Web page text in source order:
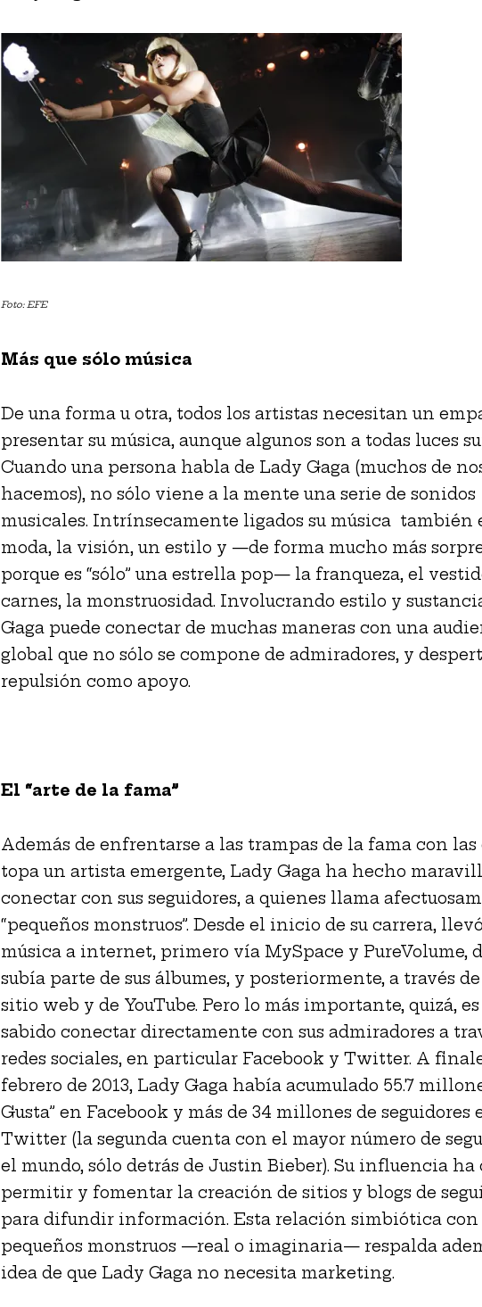
Foto: EFE
Más que sólo música
De una forma u otra, todos los artistas necesitan un
presentar su música, aunque algunos son a todas luces
Cuando una persona habla de Lady Gaga (muchos de
hacemos), no sólo viene a la mente una serie de sonidos
musicales. Intrínsecamente ligados su música también
moda, la visión, un estilo y —de forma mucho más
porque es “sólo” una estrella pop— la franqueza, el
carnes, la monstruosidad. Involucrando estilo y
Gaga puede conectar de muchas maneras con una
global que no sólo se compone de admiradores, y
repulsión como apoyo.
El “arte de la fama”
Además de enfrentarse a las trampas de la fama con las
topa un artista emergente, Lady Gaga ha hecho
conectar con sus seguidores, a quienes llama
“pequeños monstruos”. Desde el inicio de su carrera,
música a internet, primero vía MySpace y PureVolume,
subía parte de sus álbumes, y posteriormente, a través
sitio web y de YouTube. Pero lo más importante, quizá,
sabido conectar directamente con sus admiradores a
redes sociales, en particular Facebook y Twitter. A
febrero de 2013, Lady Gaga había acumulado 55.7
Gusta” en Facebook y más de 34 millones de seguidores
Twitter (la segunda cuenta con el mayor número de
el mundo, sólo detrás de Justin Bieber). Su influencia ha
permitir y fomentar la creación de sitios y blogs de
para difundir información. Esta relación simbiótica con
pequeños monstruos —real o imaginaria— respalda
idea de que Lady Gaga no necesita marketing.